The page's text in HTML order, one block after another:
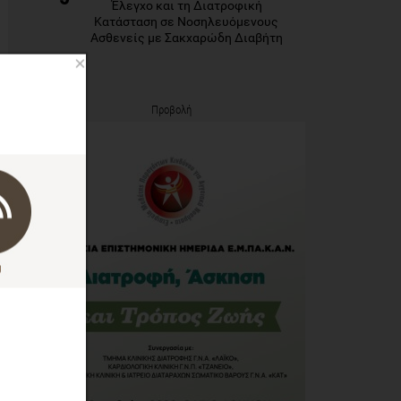
Έλεγχο και τη Διατροφική
Κατάσταση σε Νοσηλευόμενους
Ασθενείς με Σακχαρώδη Διαβήτη
Προβολή
×